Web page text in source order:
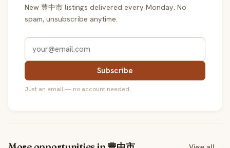
New 豊中市 listings delivered every Monday. No
spam, unsubscribe anytime.
Subscribe
Just an email — no account needed.